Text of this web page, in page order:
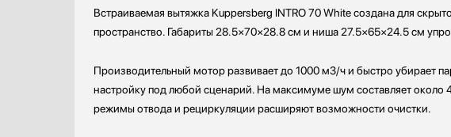
Стаканомоечные машины
Стиральные машины
Сушильные машины
Встраиваемая вытяжка Kuppersberg INTRO 70 White создана для
пространство. Габариты 28.5×70×28.8 см и ниша 27.5×65×24.5 см
Производительный мотор развивает до 1000 м3/ч и быстро убирает
настройку под любой сценарий. На максимуме шум составляет
режимы отвода и рециркуляции расширяют возможности очистки.